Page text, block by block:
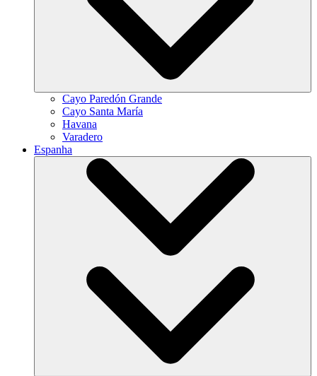
Cayo Paredón Grande
Cayo Santa María
Havana
Varadero
Espanha